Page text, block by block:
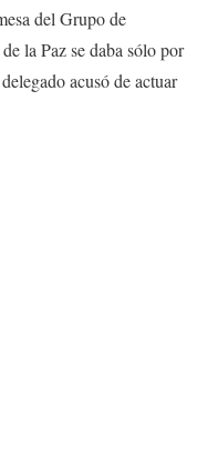
del Grupo de
la Paz se daba sólo por
acusó de actuar